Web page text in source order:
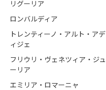
リグーリア
ロンバルディア
トレンティーノ・アルト・アデ
ィジェ
フリウリ・ヴェネツィア・ジュ
ーリア
エミリア・ロマーニャ